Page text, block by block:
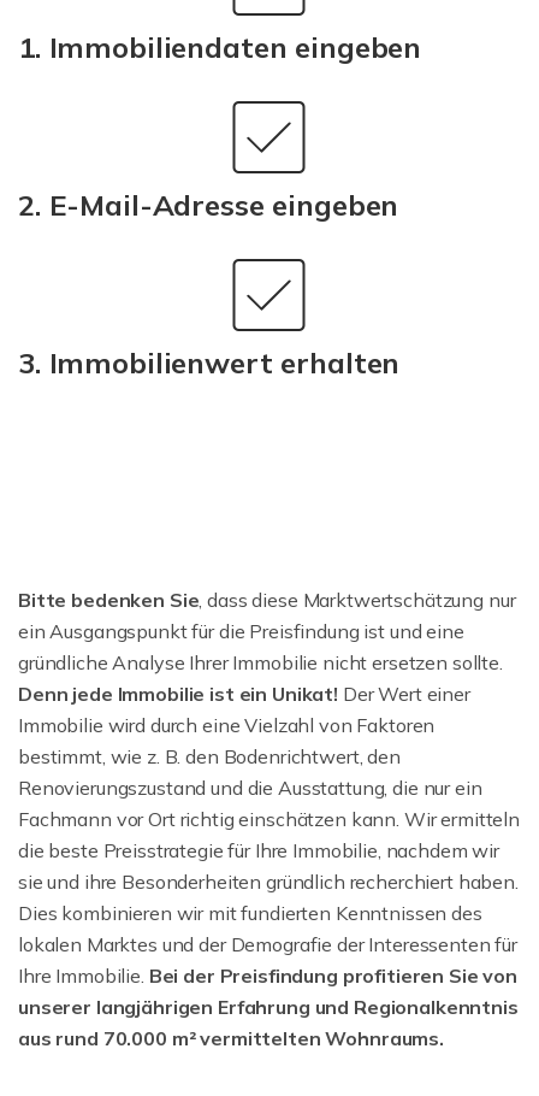
1. Immobiliendaten eingeben
2. E-Mail-Adresse eingeben
3. Immobilienwert erhalten
Bitte bedenken Sie, dass diese Marktwertschätzung nur
ein Ausgangspunkt für die Preisfindung ist und eine
gründliche Analyse Ihrer Immobilie nicht ersetzen sollte.
Denn jede Immobilie ist ein Unikat! Der Wert einer
Immobilie wird durch eine Vielzahl von Faktoren
bestimmt, wie z. B. den Bodenrichtwert, den
Renovierungszustand und die Ausstattung, die nur ein
Fachmann vor Ort richtig einschätzen kann. Wir ermitteln
die beste Preisstrategie für Ihre Immobilie, nachdem wir
sie und ihre Besonderheiten gründlich recherchiert haben.
Dies kombinieren wir mit fundierten Kenntnissen des
lokalen Marktes und der Demografie der Interessenten für
Ihre Immobilie. Bei der Preisfindung profitieren Sie von
unserer langjährigen Erfahrung und Regionalkenntnis
aus rund 70.000 m² vermittelten Wohnraums.